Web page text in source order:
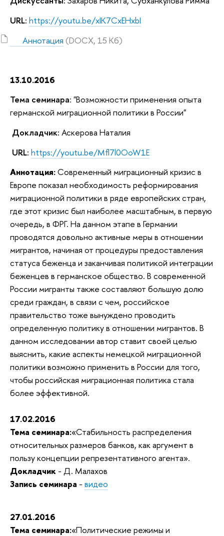
URL: https://youtu.be/xIK7CxEHxbI
Аннотация (DOCX, 15 Кб)
13.10.2016
Тема семинара: "Возможности применения опыта
германской миграционной политики в России"
Докладчик: Аскерова Наталия
URL: https://youtu.be/Mfl7l0OoW1E
Аннотация:Современный миграционный кризис в
Европе показал необходимость реформирования
миграционной политики в ряде европейских стран,
где этот кризис был наиболее масштабным, в первую
очередь, в ФРГ. На данном этапе в Германии
проводятся довольно активные меры в отношении
мигрантов, начиная от процедуры предоставления
статуса беженца и заканчивая политикой интеграции
беженцев в германское общество. В современной
России мигранты также составляют большую долю
среди граждан, в связи с чем, российское
правительство тоже вынуждено проводить
определенную политику в отношении мигрантов. В
данном исследовании автор ставит своей целью
выяснить, какие аспекты немецкой миграционной
политики возможно применить в России для того,
чтобы российская миграционная политика стала
более эффективной.
17.02.2016
Тема семинара:«Стабильность распределения
относительных размеров банков, как аргумент в
пользу концепции репрезентативного агента».
Докладчик - Д. Малахов
Запись семинара - видео
27.01.2016
Тема семинара:«Политические режимы и